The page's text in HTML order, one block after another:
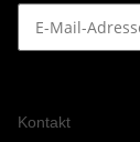
Kontakt